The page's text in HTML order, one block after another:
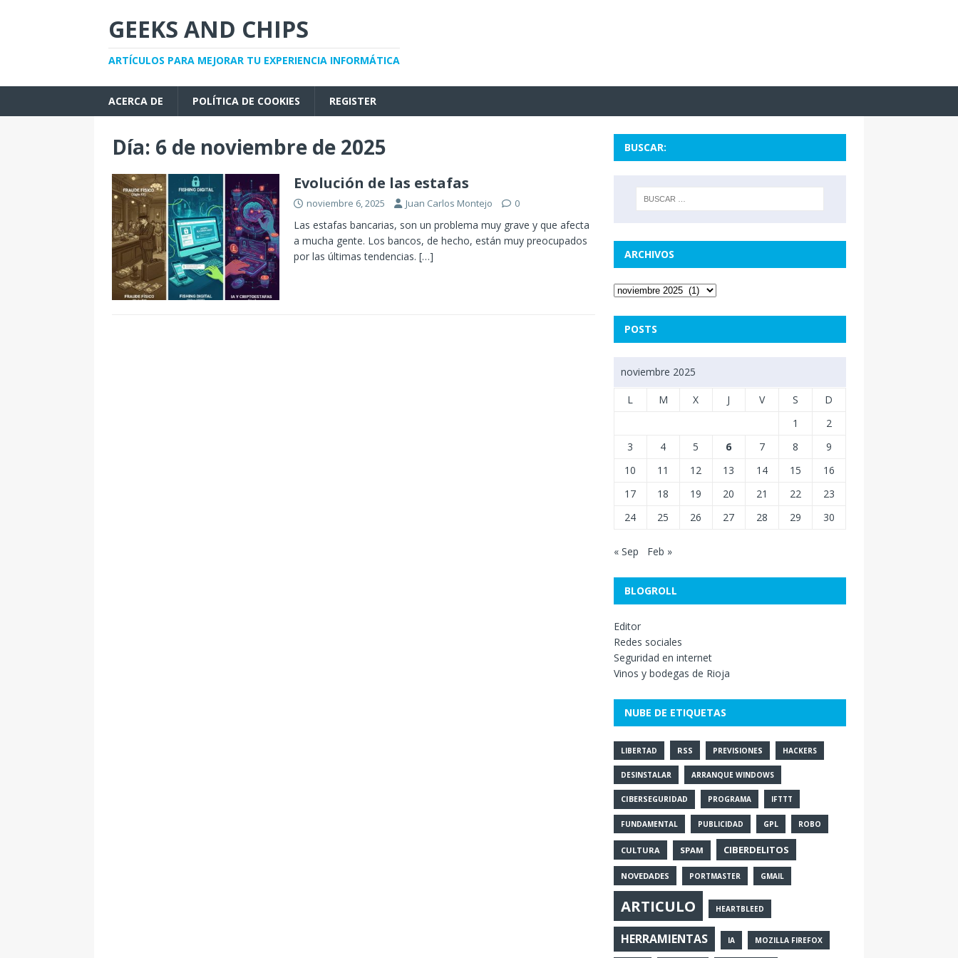
GEEKS AND CHIPS
ARTÍCULOS PARA MEJORAR TU EXPERIENCIA INFORMÁTICA
ACERCA DE POLÍTICA DE COOKIES REGISTER
Día: 6 de noviembre de 2025
Evolución de las estafas
noviembre 6, 2025 Juan Carlos Montejo 0
Las estafas bancarias, son un problema muy grave y que afecta
a mucha gente. Los bancos, de hecho, están muy preocupados
por las últimas tendencias. […]
BUSCAR:
ARCHIVOS
POSTS
noviembre 2025
L M X J V S
D
1
2
3
4 5 6 7 8
9
10
11 12 13 14 15
16
17
18 19 20 21 22
23
24
25 26 27 28 29 30
« Sep Feb »
BLOGROLL
Editor
Redes sociales
Seguridad en internet
Vinos y bodegas de Rioja
NUBE DE ETIQUETAS
LIBERTAD RSS PREVISIONES HACKERS
DESINSTALAR ARRANQUE WINDOWS
CIBERSEGURIDAD PROGRAMA IFTTT
FUNDAMENTAL PUBLICIDAD GPL ROBO
CULTURA SPAM CIBERDELITOS
NOVEDADES PORTMASTER GMAIL
ARTICULO HEARTBLEED
HERRAMIENTAS IA MOZILLA FIREFOX